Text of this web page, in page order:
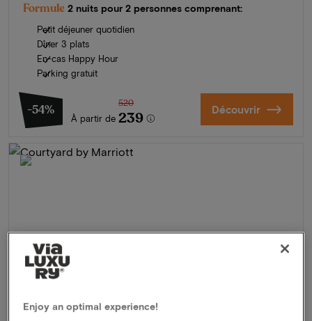
Formule 2 nuits pour 2 personnes comprenant:
Petit déjeuner quotidien
Dîner 3 plats
En-cas Happy Hour
Parking gratuit
-54%
À partir de
520
239 Découvrir
Enjoy an optimal experience!